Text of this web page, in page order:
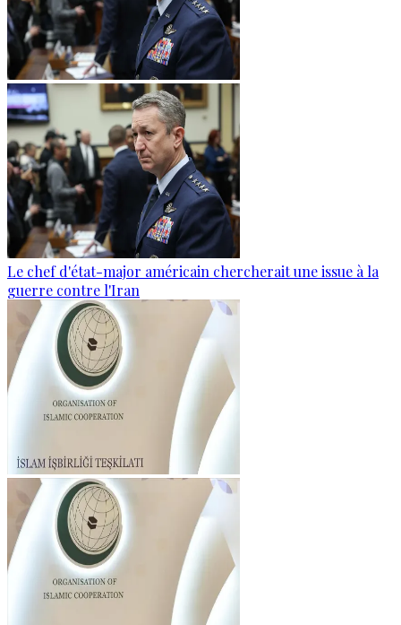
Le chef d'état-major américain chercherait une issue à la
guerre contre l'Iran